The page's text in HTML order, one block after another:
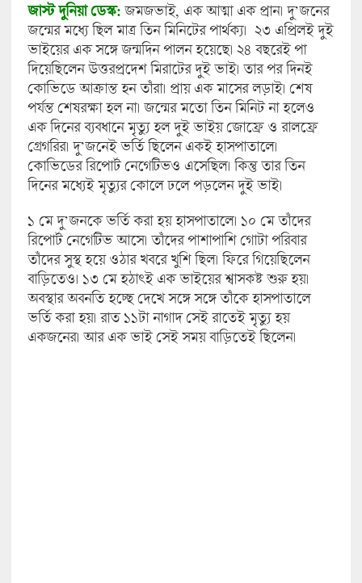
জাস্ট দুনিয়া ডেস্ক:জমজভাই, এক আত্মা এক প্রান। দু’জনের
জন্মের মধ্যে ছিল মাত্র তিন মিনিটের পার্থক্য। ২৩ এপ্রিলই দুই
ভাইয়ের এক সঙ্গে জন্মদিন পালন হয়েছে। ২৪ বছরেই পা
দিয়েছিলেন উত্তরপ্রদেশ মিরাটের দুই ভাই। তার পর দিনই
কোভিডে আক্রান্ত হন তাঁরা। প্রায় এক মাসের লড়াই। শেষ
পর্যন্ত শেষরক্ষা হল না। জন্মের মতো তিন মিনিট না হলেও
এক দিনের ব্যবধানে মৃত্যু হল দুই ভাইয় জোফ্রে ও রালফ্রে
গ্রেগরির। দু’জনেই ভর্তি ছিলেন একই হাসপাতালে।
কোভিডের রিপোর্ট নেগেটিভও এসেছিল। কিন্তু তার তিন
দিনের মধ্যেই মৃত্যুর কোলে ঢলে পড়লেন দুই ভাই।
১ মে দু’জনকে ভর্তি করা হয় হাসপাতালে। ১০ মে তাঁদের
রিপোর্ট নেগেটিভ আসে। তাঁদের পাশাপাশি গোটা পরিবার
তাঁদের সুস্থ হয়ে ওঠার খবরে খুশি ছিল। ফিরে গিয়েছিলেন
বাড়িতেও। ১৩ মে হঠাৎই এক ভাইয়ের শ্বাসকষ্ট শুরু হয়।
অবস্থার অবনতি হচ্ছে দেখে সঙ্গে সঙ্গে তাঁকে হাসপাতালে
ভর্তি করা হয়। রাত ১১টা নাগাদ সেই রাতেই মৃত্যু হয়
একজনের। আর এক ভাই সেই সময় বাড়িতেই ছিলেন।